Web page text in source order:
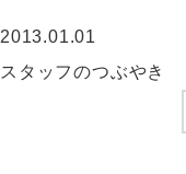
2013.01.01
スタッフのつぶやき